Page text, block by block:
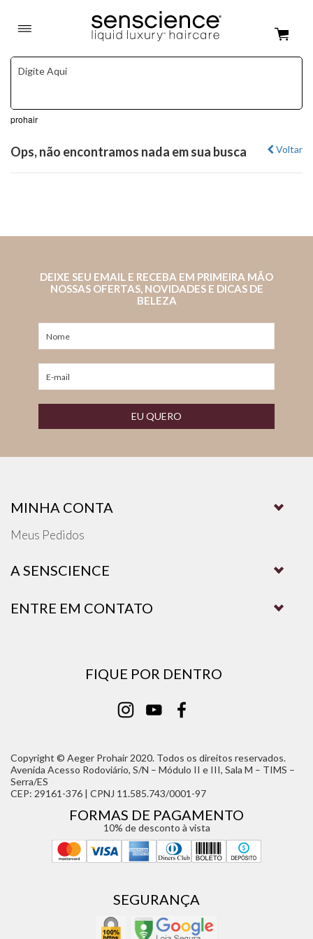
prohair
Voltar
Ops, não encontramos nada em sua busca
DEIXE SEU EMAIL E RECEBA EM PRIMEIRA MÃO
NOSSAS OFERTAS, NOVIDADES E DICAS DE
BELEZA
EU QUERO
MINHA CONTA
Meus Pedidos
A SENSCIENCE
ENTRE EM CONTATO
FIQUE POR DENTRO
Copyright © Aeger Prohair 2020. Todos os direitos reservados.
Avenida Acesso Rodoviário, S/N – Módulo II e III, Sala M – TIMS –
Serra/ES
CEP: 29161-376 | CPNJ 11.585.743/0001-97
FORMAS DE PAGAMENTO
10% de desconto à vista
SEGURANÇA